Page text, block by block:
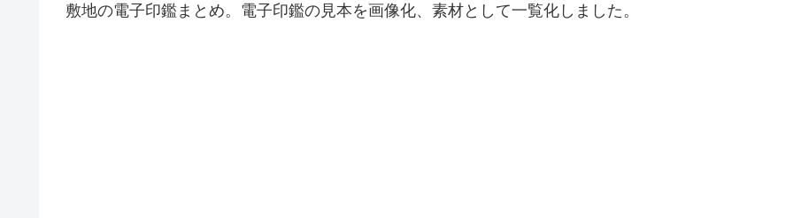
敷地の電子印鑑まとめ。電子印鑑の見本を画像化、素材として一覧化しました。